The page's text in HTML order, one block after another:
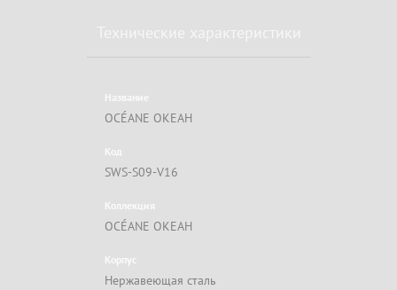
Название
OCÉANE ОКЕАН
Код
SWS-S09-V16
Коллекция
OCÉANE ОКЕАН
Корпус
Нержавеющая сталь